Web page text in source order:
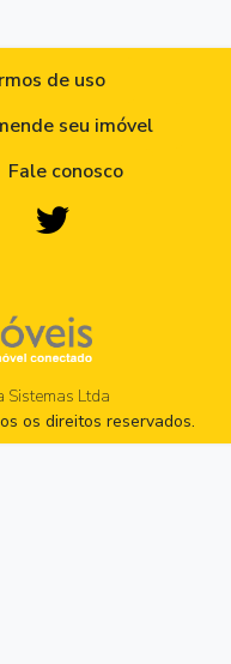
de uso
seu imóvel
Fale conosco
Sistemas Ltda
os direitos reservados.